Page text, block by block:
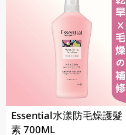
Essential水漾防毛燥護髮
素 700ML